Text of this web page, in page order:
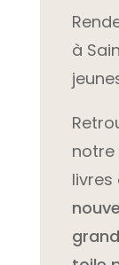
à
notre
livres